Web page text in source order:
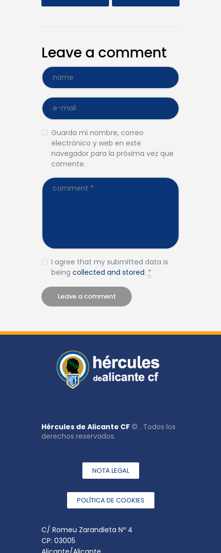
Leave a comment
Guarda mi nombre, correo
electrónico y web en este
navegador para la próxima vez que
comente.
I agree that my submitted data is
being collected and stored.*
Hércules de Alicante CF © . Todos los
derechos reservados.
NOTA LEGAL
POLÍTICA DE COOKIES
C/ Romeu Zarandieta Nº 4
CP: 03005